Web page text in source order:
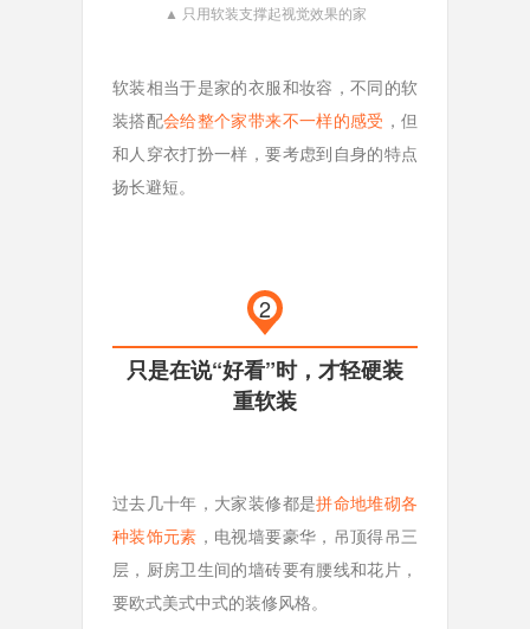
▲ 只用软装支撑起视觉效果的家
软装相当于是家的衣服和妆容，不同的软
装搭配会给整个家带来不一样的感受 ，但
和人穿衣打扮一样，要考虑到自身的特点
扬长避短。
2
只是在说“好看”时，才轻硬装
重软装
过去几十年，大家装修都是拼命地堆砌各
种装饰元素 ，电视墙要豪华，吊顶得吊三
层，厨房卫生间的墙砖要有腰线和花片，
要欧式美式中式的装修风格。